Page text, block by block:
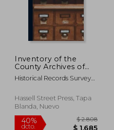
dcto.
Inventory of the
County Archives of
Indiana; 43
(September 1937) (en
Historical Records Survey
Bureau
Hassell Street Press, Tapa
Blanda, Nuevo